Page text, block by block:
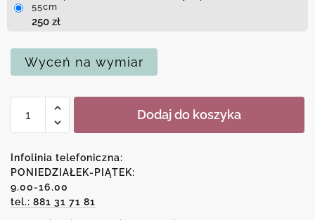
55cm
250 zł
Wyceń na wymiar
Obraz
z
czekoladowym
pejzażem
Dodaj do koszyka
Infolinia telefoniczna:
PONIEDZIAŁEK-PIĄTEK:
9.00-16.00
tel.: 881 31 71 81